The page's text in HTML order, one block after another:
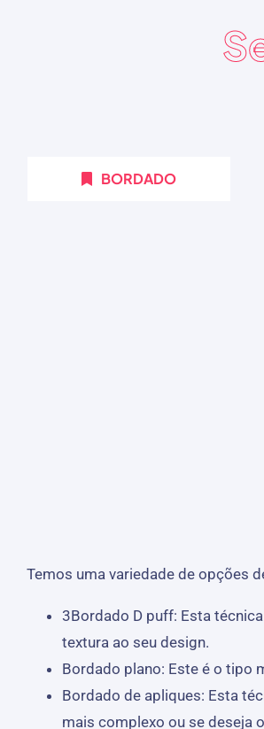
BORDADO
Temos uma variedade de opções
3Bordado D puff: Esta
textura ao seu design.
Bordado plano: Este é o tipo
Bordado de apliques: Esta
mais complexo ou se deseja